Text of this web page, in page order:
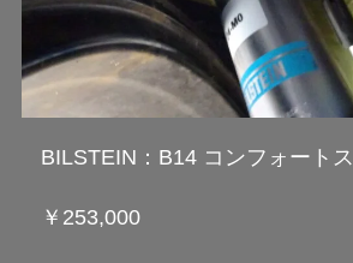
BILSTEIN：B14 コンフォート
￥253,000